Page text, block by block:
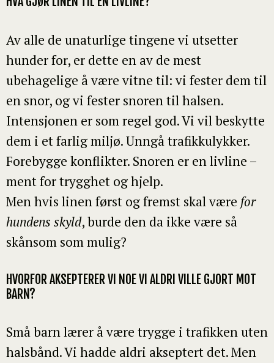
Av alle de unaturlige tingene vi utsetter
hunder for, er dette en av de mest
ubehagelige å være vitne til: vi fester dem til
en snor, og vi fester snoren til halsen.
Intensjonen er som regel god. Vi vil beskytte
dem i et farlig miljø. Unngå trafikkulykker.
Forebygge konflikter. Snoren er en livline –
ment for trygghet og hjelp.
Men hvis linen først og fremst skal være for
hundens skyld, burde den da ikke være så
skånsom som mulig?
HVORFOR AKSEPTERER VI NOE VI ALDRI VILLE GJORT MOT
BARN?
Små barn lærer å være trygge i trafikken uten
halsbånd. Vi hadde aldri akseptert det. Men